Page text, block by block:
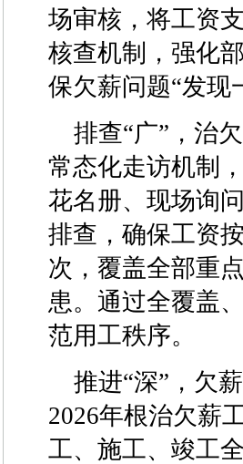
场审核，将工资
核查机制，强化
保欠薪问题“发现
排查“广”，治
常态化走访机制
花名册、现场询
排查，确保工资
次，覆盖全部重
患。通过全覆盖
范用工秩序。
推进“深”，欠
2026年根治欠薪
工、施工、竣工